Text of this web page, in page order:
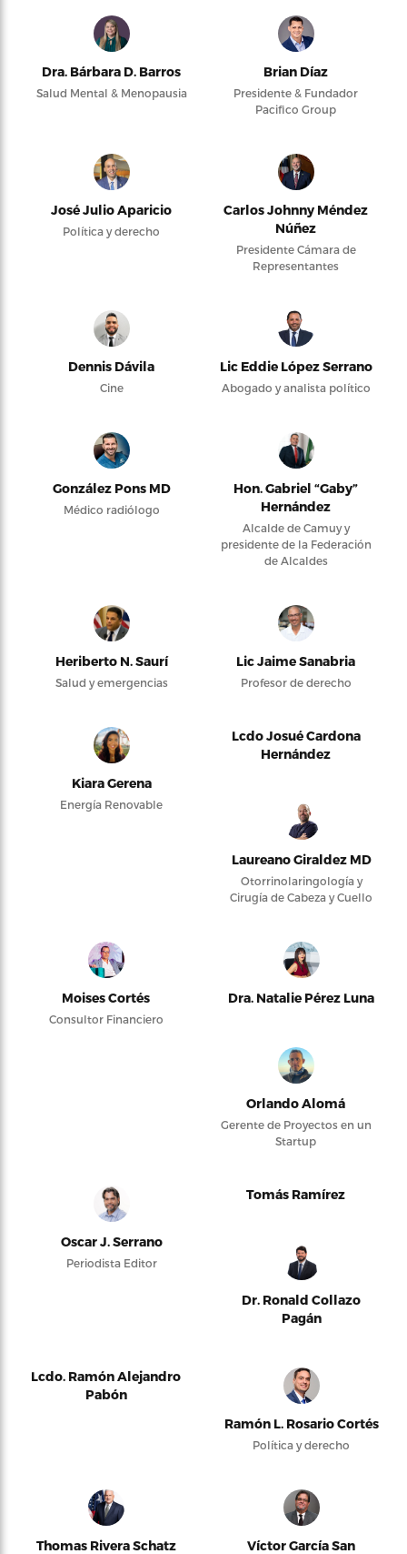
Dra. Bárbara D. Barros
Salud Mental & Menopausia
Brian Díaz
Presidente & Fundador
Pacifico Group
José Julio Aparicio
Política y derecho
Carlos Johnny Méndez
Núñez
Presidente Cámara de
Representantes
Dennis Dávila
Cine
Lic Eddie López Serrano
Abogado y analista político
González Pons MD
Médico radiólogo
Hon. Gabriel “Gaby”
Hernández
Alcalde de Camuy y
presidente de la Federación
de Alcaldes
Heriberto N. Saurí
Salud y emergencias
Lic Jaime Sanabria
Profesor de derecho
Kiara Gerena
Energía Renovable
Lcdo Josué Cardona
Hernández
Laureano Giraldez MD
Otorrinolaringología y
Cirugía de Cabeza y Cuello
Moises Cortés
Consultor Financiero
Dra. Natalie Pérez Luna
Orlando Alomá
Gerente de Proyectos en un
Startup
Oscar J. Serrano
Periodista Editor
Tomás Ramírez
Dr. Ronald Collazo
Pagán
Lcdo. Ramón Alejandro
Pabón
Ramón L. Rosario Cortés
Política y derecho
Thomas Rivera Schatz
Víctor García San